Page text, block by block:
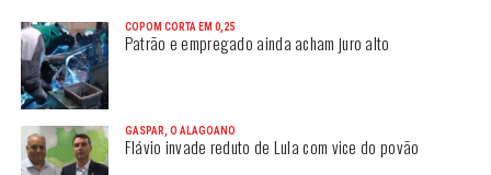
COPOM CORTA EM 0,25
Patrão e empregado ainda acham juro alto
GASPAR, O ALAGOANO
Flávio invade reduto de Lula com vice do povão